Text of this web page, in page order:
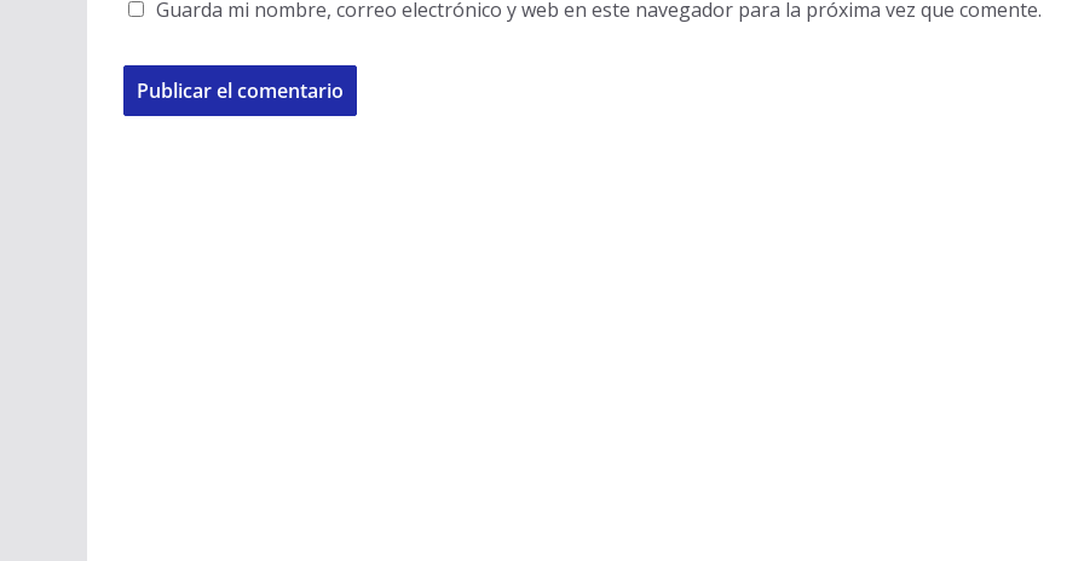
Guarda mi nombre, correo electrónico y web en este navegador para la próxima vez que comente.